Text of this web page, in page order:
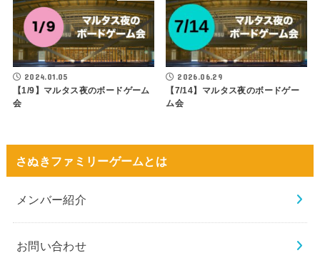
2024.01.05
【1/9】マルタス夜のボードゲーム
会
2026.06.29
【7/14】マルタス夜のボードゲー
ム会
さぬきファミリーゲームとは
メンバー紹介
お問い合わせ